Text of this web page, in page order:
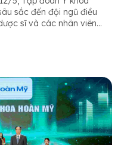
sắc đến đội ngũ điều
sĩ và các nhân viên